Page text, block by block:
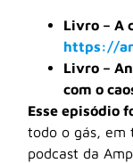
Livro – A
https://
Livro –
com o
Esse episódio
todo o gás, em
podcast da